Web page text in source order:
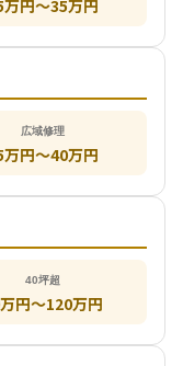
万円〜35万円
広域修理
万円〜40万円
40坪超
円〜120万円